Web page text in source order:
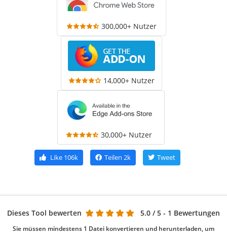
300,000+ Nutzer
14,000+ Nutzer
30,000+ Nutzer
Like 106k Teilen 2k Tweet
Dieses Tool bewerten 5.0 / 5 - 1 Bewertungen
Sie müssen mindestens 1 Datei konvertieren und herunterladen, um